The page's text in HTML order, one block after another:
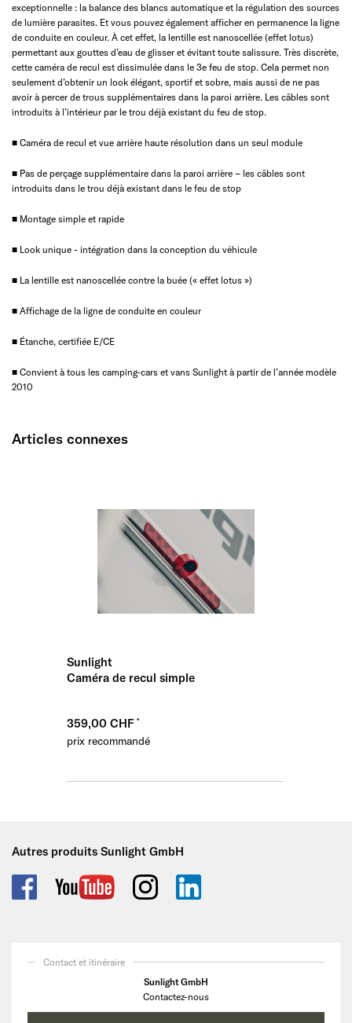
exceptionnelle : la balance des blancs automatique et la régulation des sources
de lumière parasites. Et vous pouvez également afficher en permanence la ligne
de conduite en couleur. À cet effet, la lentille est nanoscellée (effet lotus)
permettant aux gouttes d’eau de glisser et évitant toute salissure. Très discrète,
cette caméra de recul est dissimulée dans le 3e feu de stop. Cela permet non
seulement d’obtenir un look élégant, sportif et sobre, mais aussi de ne pas
avoir à percer de trous supplémentaires dans la paroi arrière. Les câbles sont
introduits à l’intérieur par le trou déjà existant du feu de stop.
■ Caméra de recul et vue arrière haute résolution dans un seul module
■ Pas de perçage supplémentaire dans la paroi arrière – les câbles sont
introduits dans le trou déjà existant dans le feu de stop
■ Montage simple et rapide
■ Look unique - intégration dans la conception du véhicule
■ La lentille est nanoscellée contre la buée (« effet lotus »)
■ Affichage de la ligne de conduite en couleur
■ Étanche, certifiée E/CE
■ Convient à tous les camping-cars et vans Sunlight à partir de l’année modèle
2010
Articles connexes
Sunlight
Caméra de recul simple
359,00 CHF
prix recommandé
Autres produits Sunlight GmbH
Contact et itinéraire
Sunlight GmbH
Contactez-nous